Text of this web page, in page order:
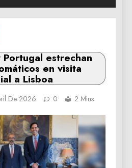
Portugal estrechan
en visita
a Lisboa
De 2026 0 2 Mins